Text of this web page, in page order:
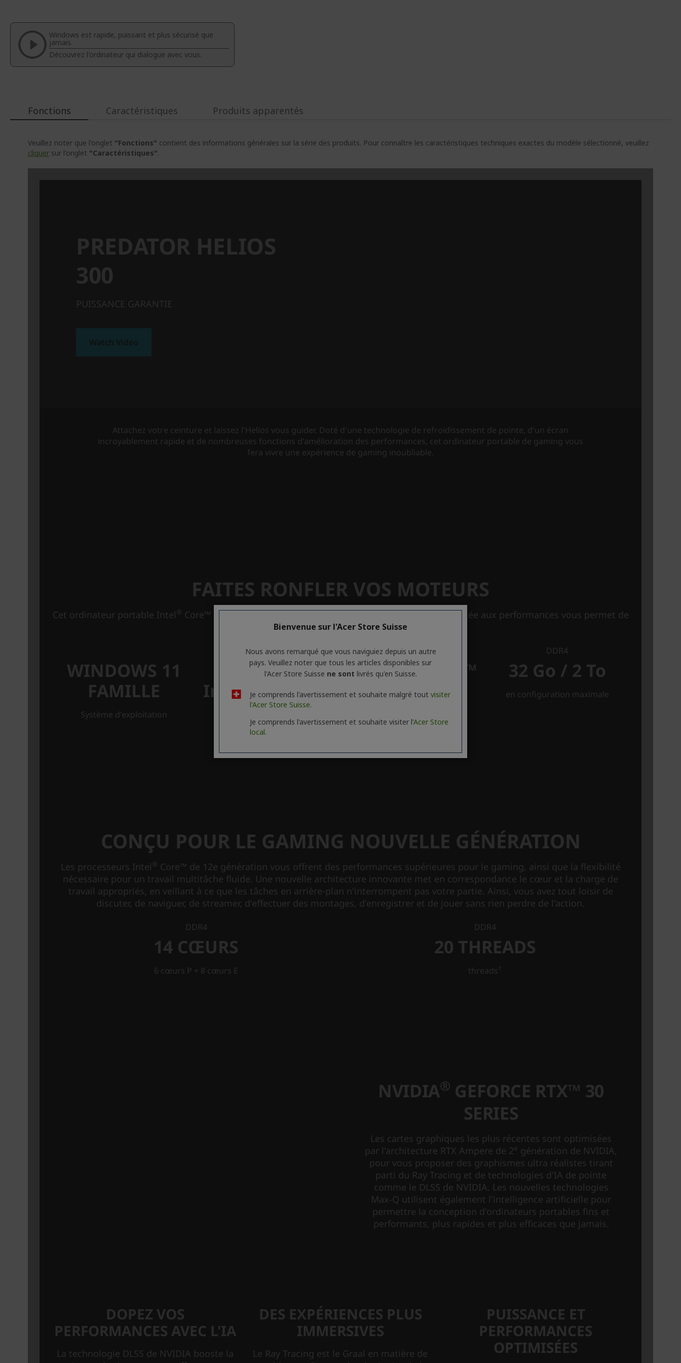
de
Galerie
d’images
Windows est rapide, puissant et plus sécurisé que
jamais.
Découvrez l'ordinateur qui dialogue avec vous.
Fonctions
Veuillez noter que l'onglet "Fonctions" contient des informations générales sur la série des produits. Pour connaître les caractéristiques techniques exactes du modèle sélectionné, veuillez
cliquer sur l'onglet "Caractéristiques".
Caractéristiques Produits apparentés
Bienvenue sur l'Acer Store Suisse
Nous avons remarqué que vous naviguiez depuis un autre
pays. Veuillez noter que tous les articles disponibles sur
l'Acer Store Suisse ne sont livrés qu'en Suisse.
Je comprends l'avertissement et souhaite malgré tout visiter
l'Acer Store Suisse.
Je comprends l'avertissement et souhaite visiter l'Acer Store
local.